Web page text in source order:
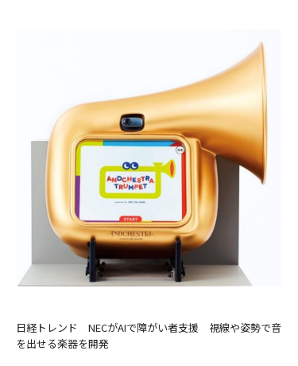
日経トレンド NECがAIで障がい者支援 視線や姿勢で音
を出せる楽器を開発